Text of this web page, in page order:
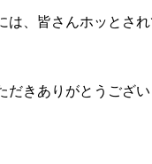
は、皆さんホッとさ
だきありがとうござい